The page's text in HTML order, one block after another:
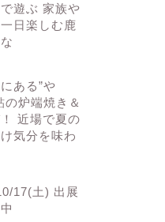
遊ぶ 家族や
日楽しむ鹿
ある”や
の炉端焼き＆
近場で夏の
気分を味わ
17(土) 出展